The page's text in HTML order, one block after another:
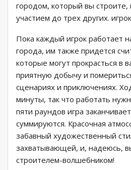
городом, который вы строите,
участием до трех других.
Пока каждый игрок работает
города, им также придется
которые могут прокрасться в
приятную добычу и
сценариях и приключениях.
минуты, так что работать
пяти раундов игра
суммируются. Красочная
забавный художественный
захватывающей, и, надеюсь,
строителем-волшебником!